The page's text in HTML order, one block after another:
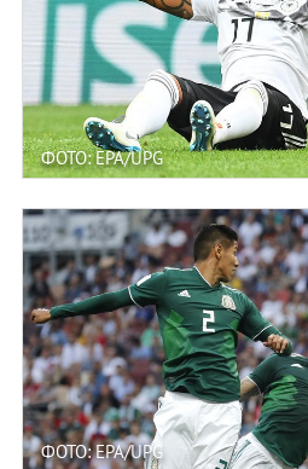
ФОТО: EPA/UPG
ФОТО: EPA/UPG